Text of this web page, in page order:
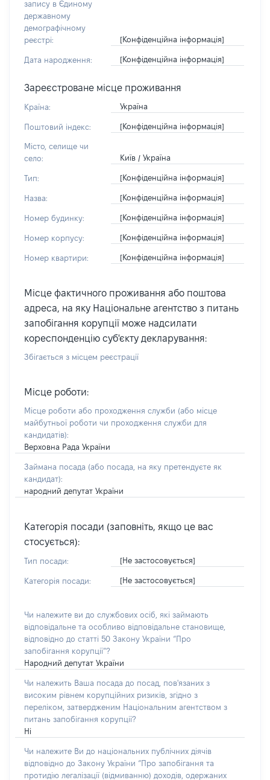
запису в Єдиному
державному
демографічному
реєстрі:
[Конфіденційна інформація]
Дата народження: [Конфіденційна інформація]
Зареєстроване місце проживання
Країна: Україна
Поштовий індекс: [Конфіденційна інформація]
Місто, селище чи
село:
Київ / Україна
Тип: [Конфіденційна інформація]
Назва: [Конфіденційна інформація]
Номер будинку: [Конфіденційна інформація]
Номер корпусу: [Конфіденційна інформація]
Номер квартири: [Конфіденційна інформація]
Місце фактичного проживання або поштова
адреса, на яку Національне агентство з питань
запобігання корупції може надсилати
кореспонденцію суб'єкту декларування:
Збігається з місцем реєстрації
Місце роботи:
Місце роботи або проходження служби (або місце
майбутньої роботи чи проходження служби для
кандидатів):
Верховна Рада України
Займана посада (або посада, на яку претендуєте як
кандидат):
народний депутат України
Категорія посади (заповніть, якщо це вас
стосується):
Тип посади: [Не застосовується]
Категорія посади: [Не застосовується]
Чи належите ви до службових осіб, які займають
відповідальне та особливо відповідальне становище,
відповідно до статті 50 Закону України “Про
запобігання корупції”?
Народний депутат України
Чи належить Ваша посада до посад, пов'язаних з
високим рівнем корупційних ризиків, згідно з
переліком, затвердженим Національним агентством з
питань запобігання корупції?
Ні
Чи належите Ви до національних публічних діячів
відповідно до Закону України “Про запобігання та
протидію легалізації (відмиванню) доходів, одержаних